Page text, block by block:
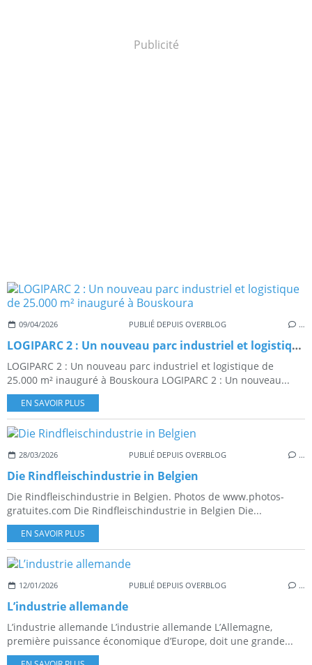
Publicité
09/04/2026 PUBLIÉ DEPUIS OVERBLOG …
LOGIPARC 2 : Un nouveau parc industriel et logistique de 25.000 m² inauguré à Bouskoura
LOGIPARC 2 : Un nouveau parc industriel et logistique de
25.000 m² inauguré à Bouskoura LOGIPARC 2 : Un nouveau...
EN SAVOIR PLUS
28/03/2026 PUBLIÉ DEPUIS OVERBLOG …
Die Rindfleischindustrie in Belgien
Die Rindfleischindustrie in Belgien. Photos de www.photos-
gratuites.com Die Rindfleischindustrie in Belgien Die...
EN SAVOIR PLUS
12/01/2026 PUBLIÉ DEPUIS OVERBLOG …
L’industrie allemande
L’industrie allemande L’industrie allemande L’Allemagne,
première puissance économique d’Europe, doit une grande...